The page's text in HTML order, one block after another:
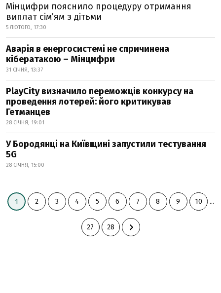
Мінцифри пояснило процедуру отримання
виплат сім’ям з дітьми
5 ЛЮТОГО, 17:30
Аварія в енергосистемі не спричинена
кібератакою – Мінцифри
31 СІЧНЯ, 13:37
PlayCity визначило переможців конкурсу на
проведення лотерей: його критикував
Гетманцев
28 СІЧНЯ, 19:01
У Бородянці на Київщині запустили тестування
5G
28 СІЧНЯ, 15:00
1 2 3 4 5 6 7 8 9 10 ...
27 28